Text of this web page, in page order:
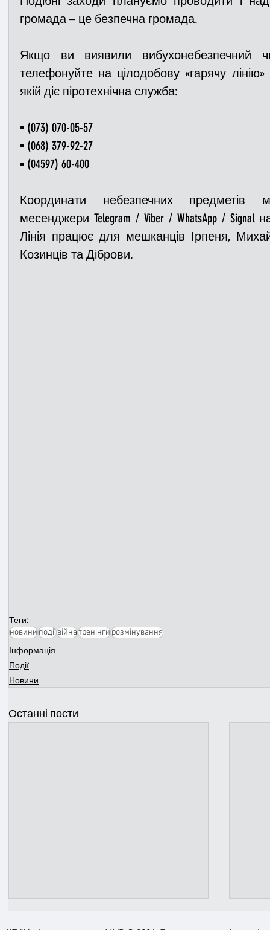
громада – це безпечна громада.
Якщо ви виявили вибухонебезпечний
телефонуйте на цілодобову «гарячу
якій діє піротехнічна служба:
▪️ (073) 070-05-57
▪️ (068) 379-92-27
▪️ (04597) 60-400
Координати небезпечних предметів
месенджери Telegram / Viber / WhatsApp / Signal
Лінія працює для мешканців Ірпеня,
Козинців та Діброви.
Теги:
новиниподіївійнатренінгирозмінування
Інформація
Події
Новини
Останні пости